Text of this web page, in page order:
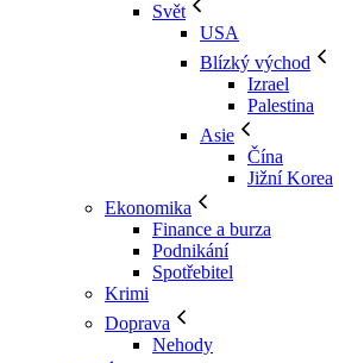
Svět
USA
Blízký východ
Izrael
Palestina
Asie
Čína
Jižní Korea
Ekonomika
Finance a burza
Podnikání
Spotřebitel
Krimi
Doprava
Nehody